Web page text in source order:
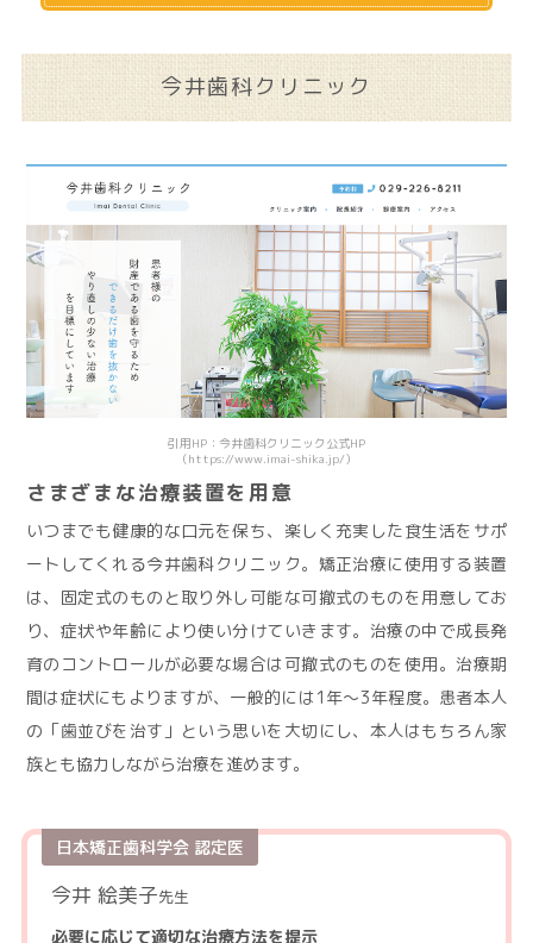
今井歯科クリニック
引用HP：今井歯科クリニック公式HP
（https://www.imai-shika.jp/）
さまざまな治療装置を用意
いつまでも健康的な口元を保ち、楽しく充実した食生活をサポ
ートしてくれる今井歯科クリニック。矯正治療に使用する装置
は、固定式のものと取り外し可能な可撤式のものを用意してお
り、症状や年齢により使い分けていきます。治療の中で成長発
育のコントロールが必要な場合は可撤式のものを使用。治療期
間は症状にもよりますが、一般的には1年〜3年程度。患者本人
の「歯並びを治す」という思いを大切にし、本人はもちろん家
族とも協力しながら治療を進めます。
日本矯正歯科学会 認定医
今井 絵美子先生
必要に応じて適切な治療方法を提示